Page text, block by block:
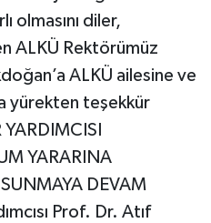
olmasını diler,
ALKÜ Rektörümüz
ALKÜ ailesine ve
yürekten teşekkür
YARARINA
DEVAM
Prof. Dr. Atıf